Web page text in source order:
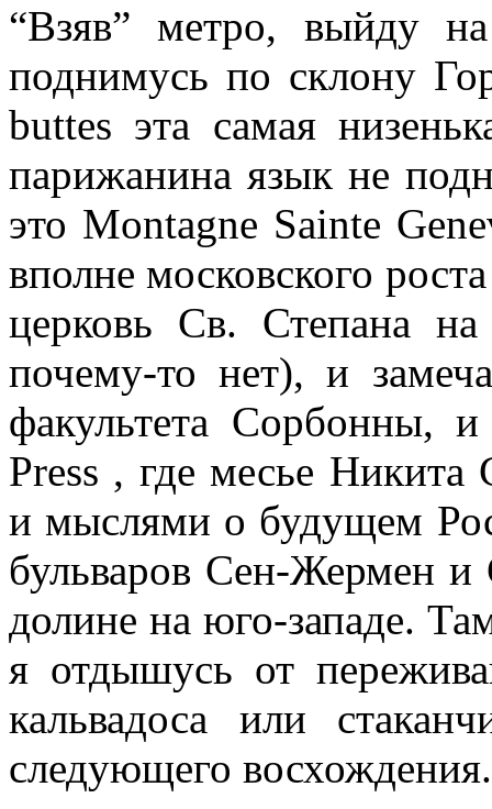
“Взяв” метро, выйду
поднимусь по склону
buttes эта самая
парижанина язык не
это Montagne Sainte
вполне московского
церковь Св. Степана
почему-то нет), и
факультета Сорбонны,
Press , где месье
и мыслями о будущем
бульваров Сен-Жермен
долине на юго-западе.
я отдышусь от
кальвадоса или
следующего